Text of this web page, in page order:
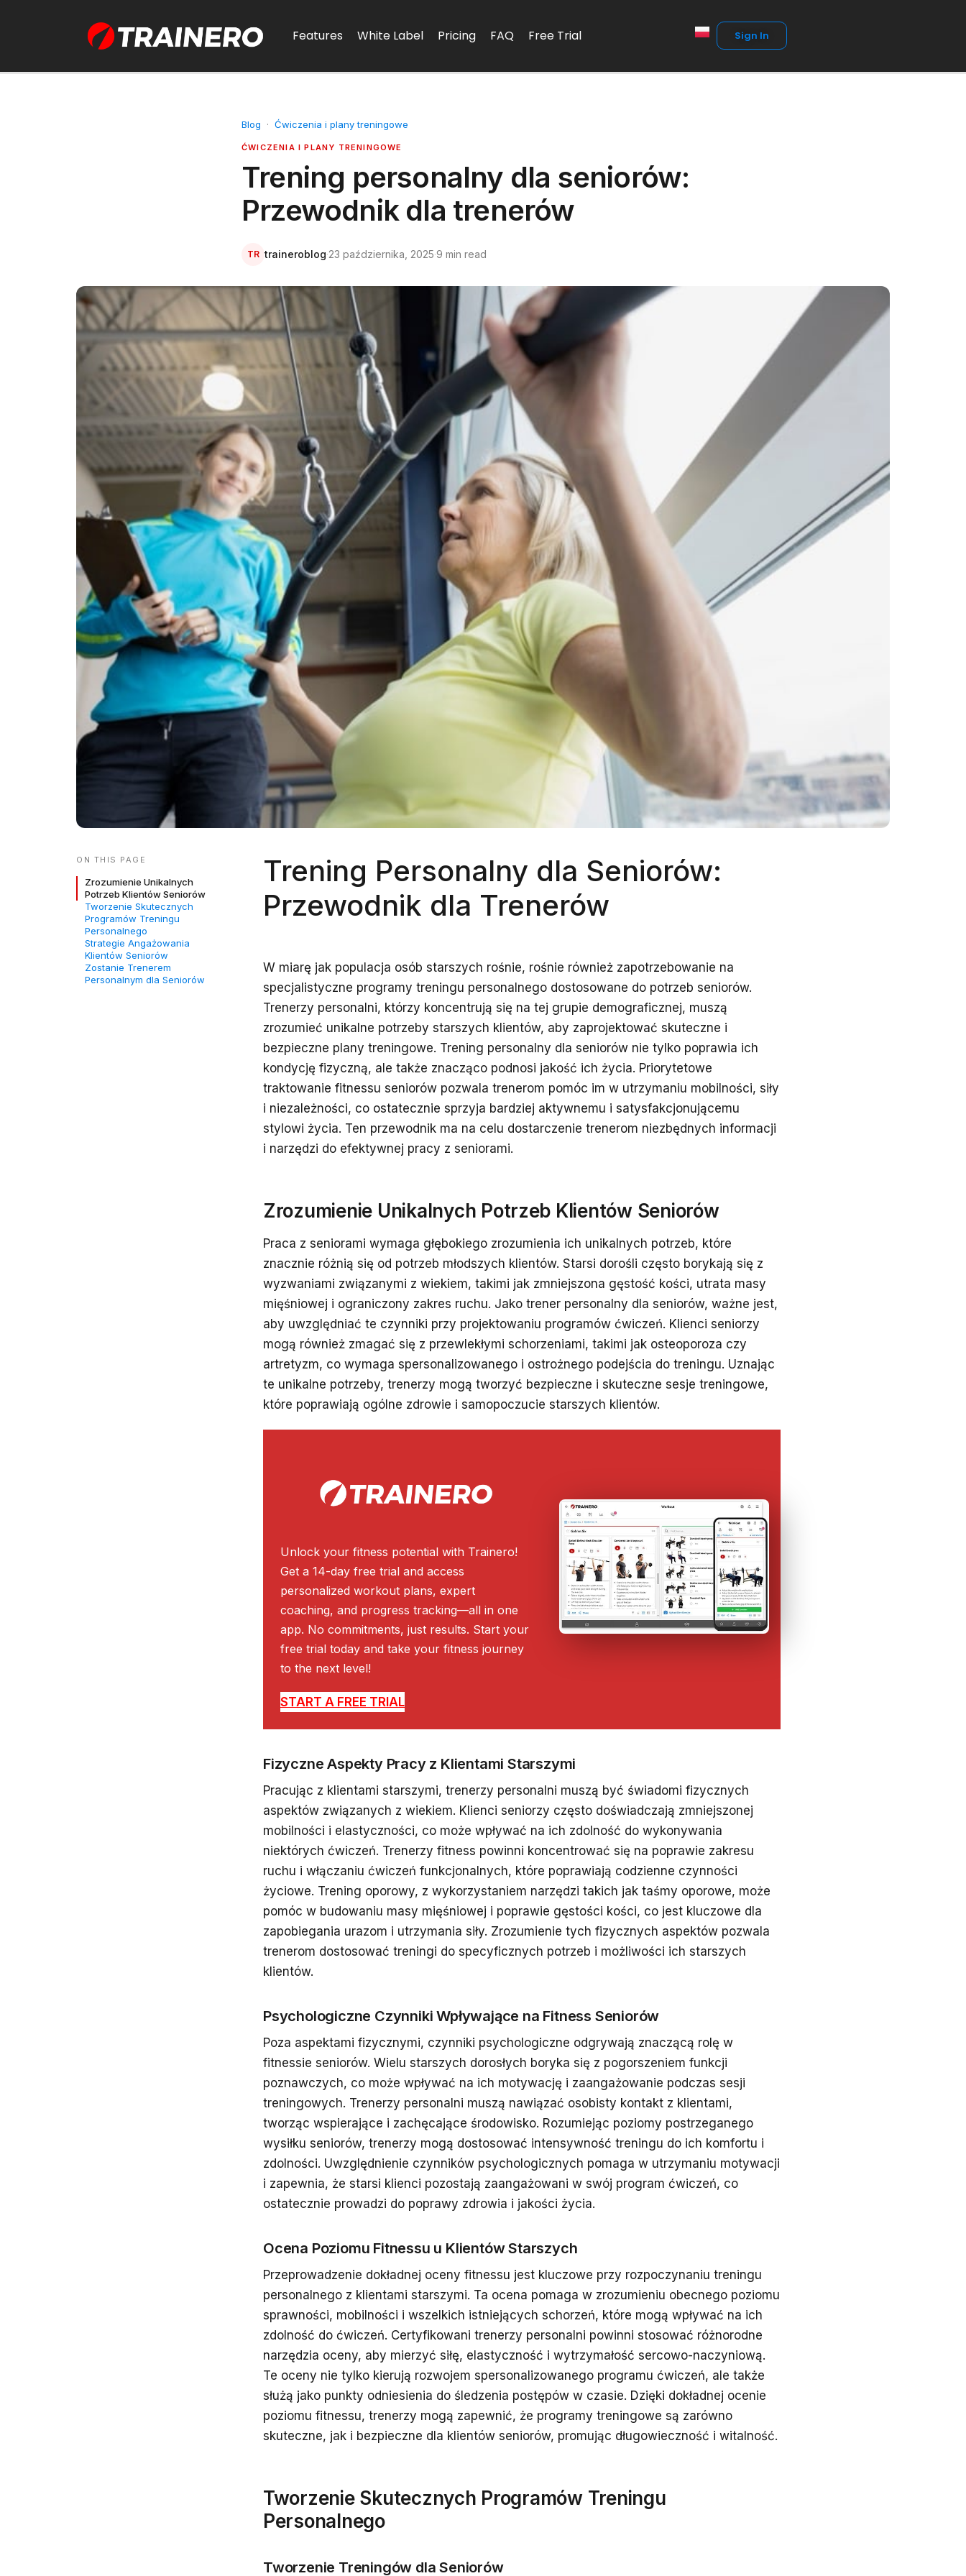
Features White Label Pricing FAQ Free Trial Sign In
Blog · Ćwiczenia i plany treningowe
ĆWICZENIA I PLANY TRENINGOWE
Trening personalny dla seniorów:
Przewodnik dla trenerów
TR traineroblog·23 października, 2025·9 min read
ON THIS PAGE
Zrozumienie Unikalnych
Potrzeb Klientów Seniorów
Tworzenie Skutecznych
Programów Treningu
Personalnego
Strategie Angażowania
Klientów Seniorów
Zostanie Trenerem
Personalnym dla Seniorów
Trening Personalny dla Seniorów:
Przewodnik dla Trenerów
W miarę jak populacja osób starszych rośnie, rośnie również zapotrzebowanie na
specjalistyczne programy treningu personalnego dostosowane do potrzeb seniorów.
Trenerzy personalni, którzy koncentrują się na tej grupie demograficznej, muszą
zrozumieć unikalne potrzeby starszych klientów, aby zaprojektować skuteczne i
bezpieczne plany treningowe. Trening personalny dla seniorów nie tylko poprawia ich
kondycję fizyczną, ale także znacząco podnosi jakość ich życia. Priorytetowe
traktowanie fitnessu seniorów pozwala trenerom pomóc im w utrzymaniu mobilności, siły
i niezależności, co ostatecznie sprzyja bardziej aktywnemu i satysfakcjonującemu
stylowi życia. Ten przewodnik ma na celu dostarczenie trenerom niezbędnych informacji
i narzędzi do efektywnej pracy z seniorami.
Zrozumienie Unikalnych Potrzeb Klientów Seniorów
Praca z seniorami wymaga głębokiego zrozumienia ich unikalnych potrzeb, które
znacznie różnią się od potrzeb młodszych klientów. Starsi dorośli często borykają się z
wyzwaniami związanymi z wiekiem, takimi jak zmniejszona gęstość kości, utrata masy
mięśniowej i ograniczony zakres ruchu. Jako trener personalny dla seniorów, ważne jest,
aby uwzględniać te czynniki przy projektowaniu programów ćwiczeń. Klienci seniorzy
mogą również zmagać się z przewlekłymi schorzeniami, takimi jak osteoporoza czy
artretyzm, co wymaga spersonalizowanego i ostrożnego podejścia do treningu. Uznając
te unikalne potrzeby, trenerzy mogą tworzyć bezpieczne i skuteczne sesje treningowe,
które poprawiają ogólne zdrowie i samopoczucie starszych klientów.
Unlock your fitness potential with Trainero!
Get a 14-day free trial and access
personalized workout plans, expert
coaching, and progress tracking—all in one
app. No commitments, just results. Start your
free trial today and take your fitness journey
to the next level!
START A FREE TRIAL
Fizyczne Aspekty Pracy z Klientami Starszymi
Pracując z klientami starszymi, trenerzy personalni muszą być świadomi fizycznych
aspektów związanych z wiekiem. Klienci seniorzy często doświadczają zmniejszonej
mobilności i elastyczności, co może wpływać na ich zdolność do wykonywania
niektórych ćwiczeń. Trenerzy fitness powinni koncentrować się na poprawie zakresu
ruchu i włączaniu ćwiczeń funkcjonalnych, które poprawiają codzienne czynności
życiowe. Trening oporowy, z wykorzystaniem narzędzi takich jak taśmy oporowe, może
pomóc w budowaniu masy mięśniowej i poprawie gęstości kości, co jest kluczowe dla
zapobiegania urazom i utrzymania siły. Zrozumienie tych fizycznych aspektów pozwala
trenerom dostosować treningi do specyficznych potrzeb i możliwości ich starszych
klientów.
Psychologiczne Czynniki Wpływające na Fitness Seniorów
Poza aspektami fizycznymi, czynniki psychologiczne odgrywają znaczącą rolę w
fitnessie seniorów. Wielu starszych dorosłych boryka się z pogorszeniem funkcji
poznawczych, co może wpływać na ich motywację i zaangażowanie podczas sesji
treningowych. Trenerzy personalni muszą nawiązać osobisty kontakt z klientami,
tworząc wspierające i zachęcające środowisko. Rozumiejąc poziomy postrzeganego
wysiłku seniorów, trenerzy mogą dostosować intensywność treningu do ich komfortu i
zdolności. Uwzględnienie czynników psychologicznych pomaga w utrzymaniu motywacji
i zapewnia, że starsi klienci pozostają zaangażowani w swój program ćwiczeń, co
ostatecznie prowadzi do poprawy zdrowia i jakości życia.
Ocena Poziomu Fitnessu u Klientów Starszych
Przeprowadzenie dokładnej oceny fitnessu jest kluczowe przy rozpoczynaniu treningu
personalnego z klientami starszymi. Ta ocena pomaga w zrozumieniu obecnego poziomu
sprawności, mobilności i wszelkich istniejących schorzeń, które mogą wpływać na ich
zdolność do ćwiczeń. Certyfikowani trenerzy personalni powinni stosować różnorodne
narzędzia oceny, aby mierzyć siłę, elastyczność i wytrzymałość sercowo-naczyniową.
Te oceny nie tylko kierują rozwojem spersonalizowanego programu ćwiczeń, ale także
służą jako punkty odniesienia do śledzenia postępów w czasie. Dzięki dokładnej ocenie
poziomu fitnessu, trenerzy mogą zapewnić, że programy treningowe są zarówno
skuteczne, jak i bezpieczne dla klientów seniorów, promując długowieczność i witalność.
Tworzenie Skutecznych Programów Treningu
Personalnego
Tworzenie Treningów dla Seniorów